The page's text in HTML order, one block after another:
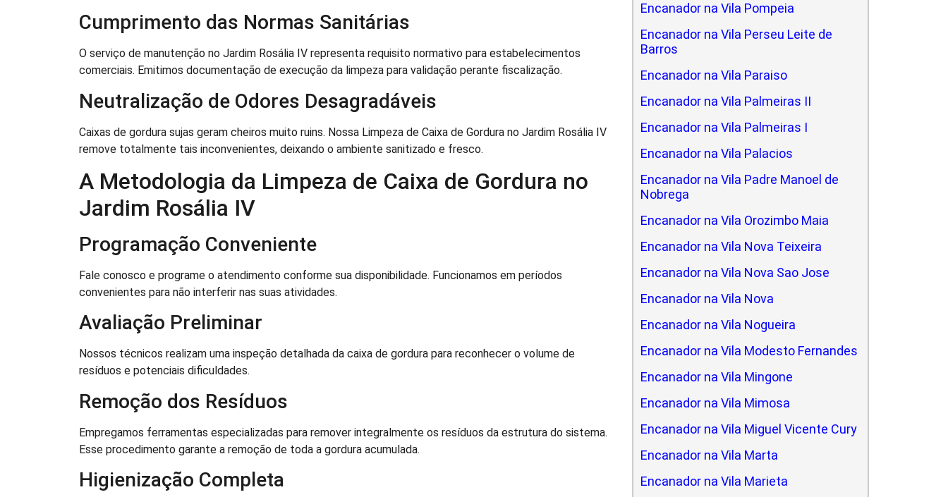
Cumprimento das Normas Sanitárias
O serviço de manutenção no Jardim Rosália IV representa requisito normativo para estabelecimentos
comerciais. Emitimos documentação de execução da limpeza para validação perante fiscalização.
Neutralização de Odores Desagradáveis
Caixas de gordura sujas geram cheiros muito ruins. Nossa Limpeza de Caixa de Gordura no Jardim Rosália IV
remove totalmente tais inconvenientes, deixando o ambiente sanitizado e fresco.
A Metodologia da Limpeza de Caixa de Gordura no
Jardim Rosália IV
Programação Conveniente
Fale conosco e programe o atendimento conforme sua disponibilidade. Funcionamos em períodos
convenientes para não interferir nas suas atividades.
Avaliação Preliminar
Nossos técnicos realizam uma inspeção detalhada da caixa de gordura para reconhecer o volume de
resíduos e potenciais dificuldades.
Remoção dos Resíduos
Empregamos ferramentas especializadas para remover integralmente os resíduos da estrutura do sistema.
Esse procedimento garante a remoção de toda a gordura acumulada.
Higienização Completa
Encanador na Vila Pompeia
Encanador na Vila Perseu Leite de
Barros
Encanador na Vila Paraiso
Encanador na Vila Palmeiras II
Encanador na Vila Palmeiras I
Encanador na Vila Palacios
Encanador na Vila Padre Manoel de
Nobrega
Encanador na Vila Orozimbo Maia
Encanador na Vila Nova Teixeira
Encanador na Vila Nova Sao Jose
Encanador na Vila Nova
Encanador na Vila Nogueira
Encanador na Vila Modesto Fernandes
Encanador na Vila Mingone
Encanador na Vila Mimosa
Encanador na Vila Miguel Vicente Cury
Encanador na Vila Marta
Encanador na Vila Marieta